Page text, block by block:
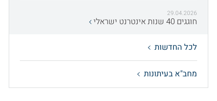
29.04.2026
חוגגים 40 שנות אינטרנט ישראלי
לכל החדשות
מחב"א בעיתונות